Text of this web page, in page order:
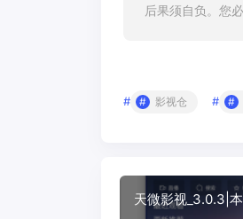
后果须自负。您
# 影视仓 #
天微影视_3.0.3|